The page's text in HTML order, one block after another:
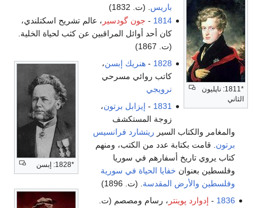
*1811: ناپليون
الثاني
باريس . (ت. 1832)
1814
- جون گودسير ، عالم تشريح اسكتلندي،
كان أحد أوائل المراقبين عن كثب لحياة الخلية.
(ت. 1867)
*1828: إبسن
1828
- هنريك إبسن،
كاتب روائي مسرحي
نرويجي
1831
- إيزابل برتون،
زوجة المستكشف
والمغامر والكتاب السير ريتشارد فرانسيس
برتون . قامت بكتابة عدد من الكتب، ومنهم
كتاب يروي تاريخ أسفارهم في سوريا
وفلسطين بعنوان خفايا الحياة في سورية
وفلسطين والأرض المقدسة . (ت. 1896)
1836
- إدوارد پوينتر ، رسام ومصصم (ت.